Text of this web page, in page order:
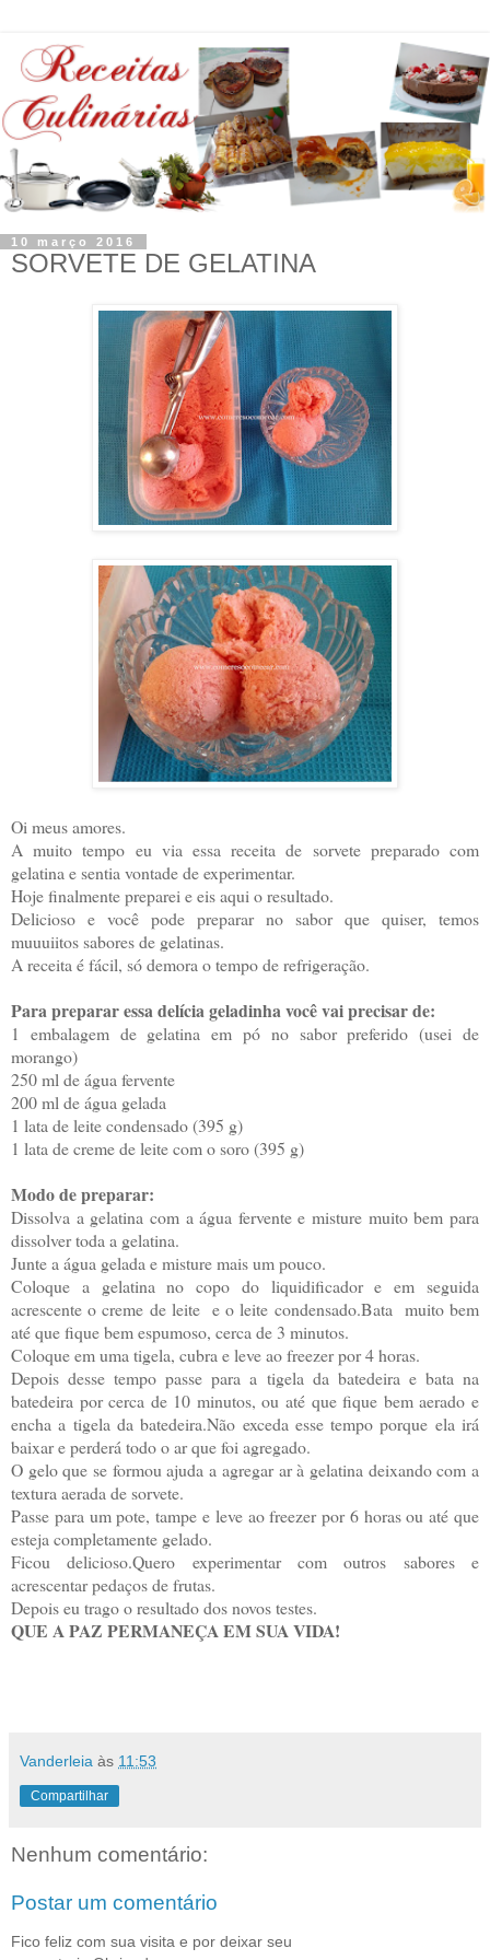
10 março 2016
SORVETE DE GELATINA
Oi meus amores.
A muito tempo eu via essa receita de sorvete preparado com
gelatina e sentia vontade de experimentar.
Hoje finalmente preparei e eis aqui o resultado.
Delicioso e você pode preparar no sabor que quiser, temos
muuuiitos sabores de gelatinas.
A receita é fácil, só demora o tempo de refrigeração.
Para preparar essa delícia geladinha você vai precisar de:
1 embalagem de gelatina em pó no sabor preferido (usei de
morango)
250 ml de água fervente
200 ml de água gelada
1 lata de leite condensado (395 g)
1 lata de creme de leite com o soro (395 g)
Modo de preparar:
Dissolva a gelatina com a água fervente e misture muito bem para
dissolver toda a gelatina.
Junte a água gelada e misture mais um pouco.
Coloque a gelatina no copo do liquidificador e em seguida
acrescente o creme de leite e o leite condensado.Bata muito bem
até que fique bem espumoso, cerca de 3 minutos.
Coloque em uma tigela, cubra e leve ao freezer por 4 horas.
Depois desse tempo passe para a tigela da batedeira e bata na
batedeira por cerca de 10 minutos, ou até que fique bem aerado e
encha a tigela da batedeira.Não exceda esse tempo porque ela irá
baixar e perderá todo o ar que foi agregado.
O gelo que se formou ajuda a agregar ar à gelatina deixando com a
textura aerada de sorvete.
Passe para um pote, tampe e leve ao freezer por 6 horas ou até que
esteja completamente gelado.
Ficou delicioso.Quero experimentar com outros sabores e
acrescentar pedaços de frutas.
Depois eu trago o resultado dos novos testes.
QUE A PAZ PERMANEÇA EM SUA VIDA!
Vanderleia às 11:53
Compartilhar
Nenhum comentário:
Postar um comentário
Fico feliz com sua visita e por deixar seu